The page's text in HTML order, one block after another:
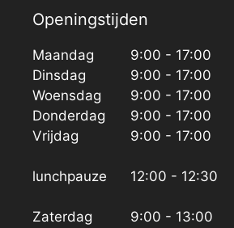
Openingstijden
Maandag
Dinsdag
Woensdag
Donderdag
Vrijdag
lunchpauze
Zaterdag
9:00 - 17:00
9:00 - 17:00
9:00 - 17:00
9:00 - 17:00
9:00 - 17:00
12:00 - 12:30
9:00 - 13:00